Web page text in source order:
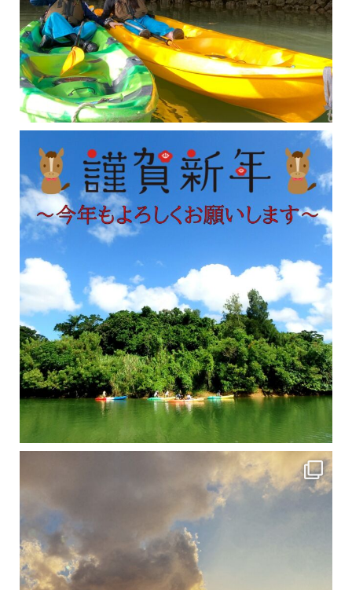
修学旅行シーズンも終わり、一気に冷え込んできました。 2025年今年もあっという間に終